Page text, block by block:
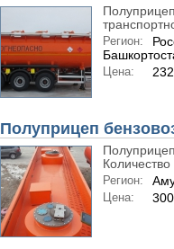
Регион:
Цена:
Полуприцеп
Регион:
Цена: